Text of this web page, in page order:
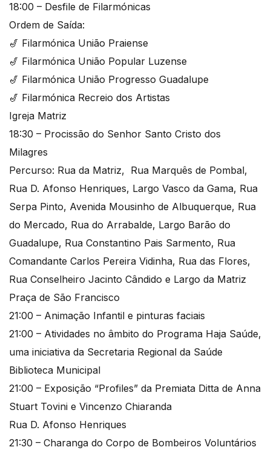
18:00 – Desfile de Filarmónicas
Ordem de Saída:
🎷 Filarmónica União Praiense
🎷 Filarmónica União Popular Luzense
🎷 Filarmónica União Progresso Guadalupe
🎷 Filarmónica Recreio dos Artistas
Igreja Matriz
18:30 – Procissão do Senhor Santo Cristo dos
Milagres
Percurso: Rua da Matriz, Rua Marquês de Pombal,
Rua D. Afonso Henriques, Largo Vasco da Gama, Rua
Serpa Pinto, Avenida Mousinho de Albuquerque, Rua
do Mercado, Rua do Arrabalde, Largo Barão do
Guadalupe, Rua Constantino Pais Sarmento, Rua
Comandante Carlos Pereira Vidinha, Rua das Flores,
Rua Conselheiro Jacinto Cândido e Largo da Matriz
Praça de São Francisco
21:00 – Animação Infantil e pinturas faciais
21:00 – Atividades no âmbito do Programa Haja Saúde,
uma iniciativa da Secretaria Regional da Saúde
Biblioteca Municipal
21:00 – Exposição “Profiles” da Premiata Ditta de Anna
Stuart Tovini e Vincenzo Chiaranda
Rua D. Afonso Henriques
21:30 – Charanga do Corpo de Bombeiros Voluntários